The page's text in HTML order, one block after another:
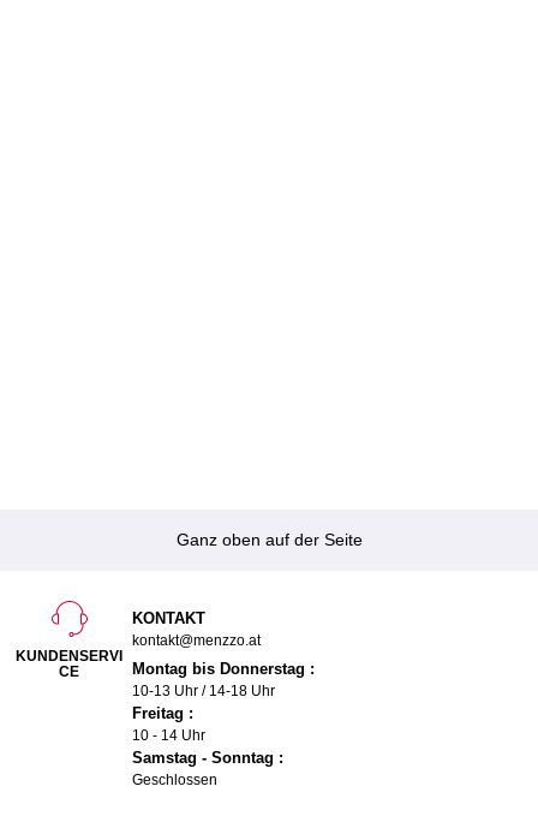
Ganz oben auf der Seite
KUNDENSERVI
CE
KONTAKT
kontakt@menzzo.at
Montag bis Donnerstag :
10-13 Uhr / 14-18 Uhr
Freitag :
10 - 14 Uhr
Samstag - Sonntag :
Geschlossen